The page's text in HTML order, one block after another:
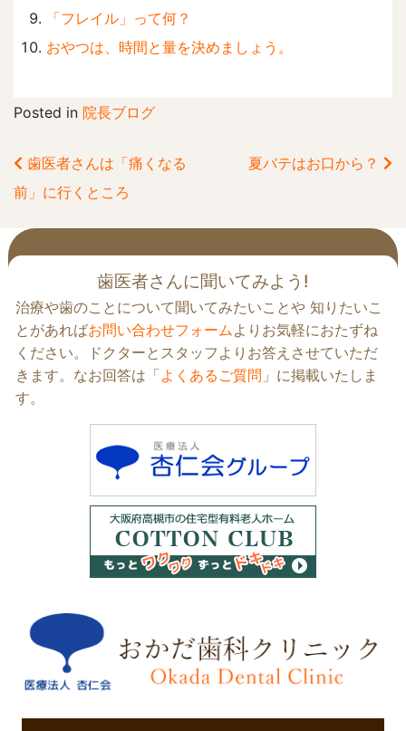
「フレイル」って何？
おやつは、時間と量を決めましょう。
Posted in 院長ブログ
前
の
記
へ
の
リ
ン
ク
歯医者さんは「痛くなる
前」に行くところ
夏バテはお口から？
歯医者さんに聞いてみよう!
治療や歯のことについて聞いてみたいことや 知りたいこ
とがあればお問い合わせフォームよりお気軽におたずね
ください。ドクターとスタッフよりお答えさせていただ
きます。なお回答は「よくあるご質問 」に掲載いたしま
す。